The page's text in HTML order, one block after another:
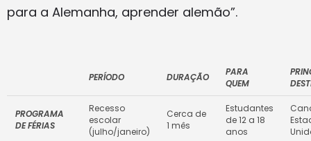
para a Alemanha, aprender alemão”.
PERÍODO DURAÇÃO
PARA
QUEM
PROGRAMA
DE FÉRIAS
Recesso
escolar
(julho/janeiro)
Cerca de
1 mês
Estudantes
de 12 a 18
anos